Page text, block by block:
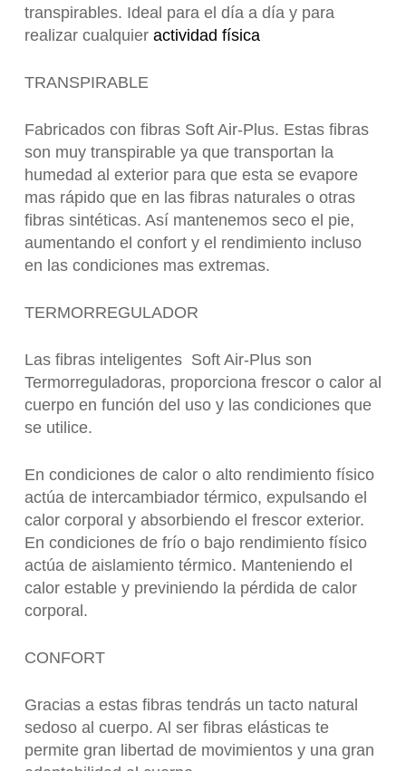
transpirables. Ideal para el día a día y para
realizar cualquier actividad física
TRANSPIRABLE
Fabricados con fibras Soft Air-Plus. Estas fibras
son muy transpirable ya que transportan la
humedad al exterior para que esta se evapore
mas rápido que en las fibras naturales o otras
fibras sintéticas. Así mantenemos seco el pie,
aumentando el confort y el rendimiento incluso
en las condiciones mas extremas.
TERMORREGULADOR
Las fibras inteligentes Soft Air-Plus son
Termorreguladoras, proporciona frescor o calor al
cuerpo en función del uso y las condiciones que
se utilice.
En condiciones de calor o alto rendimiento físico
actúa de intercambiador térmico, expulsando el
calor corporal y absorbiendo el frescor exterior.
En condiciones de frío o bajo rendimiento físico
actúa de aislamiento térmico. Manteniendo el
calor estable y previniendo la pérdida de calor
corporal.
CONFORT
Gracias a estas fibras tendrás un tacto natural
sedoso al cuerpo. Al ser fibras elásticas te
permite gran libertad de movimientos y una gran